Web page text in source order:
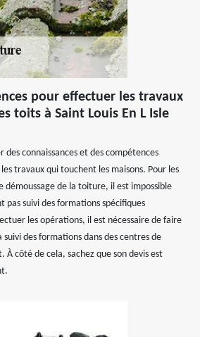
pour effectuer les travaux
toits à Saint Louis En L Isle
des connaissances et des compétences
travaux qui touchent les maisons. Pour les
démoussage de la toiture, il est impossible
pas suivi des formations spécifiques
les opérations, il est nécessaire de faire
suivi des formations dans des centres de
côté de cela, sachez que son devis est